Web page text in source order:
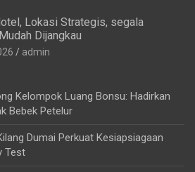
Lokasi Strategis, segala
Dijangkau
admin
Kelompok Luang Bonsu: Hadirkan
Bebek Petelur
Dumai Perkuat Kesiapsiagaan
Test